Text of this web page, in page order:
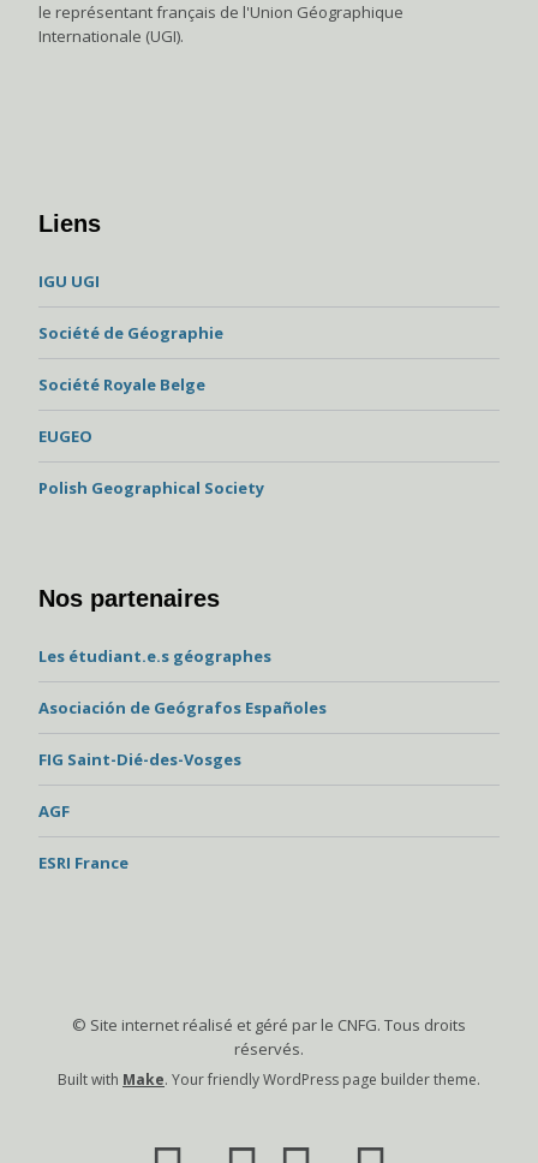
le représentant français de l'Union Géographique
Internationale (UGI).
Liens
IGU UGI
Société de Géographie
Société Royale Belge
EUGEO
Polish Geographical Society
Nos partenaires
Les étudiant.e.s géographes
Asociación de Geógrafos Españoles
FIG Saint-Dié-des-Vosges
AGF
ESRI France
© Site internet réalisé et géré par le CNFG. Tous droits
réservés.
Built with Make. Your friendly WordPress page builder theme.